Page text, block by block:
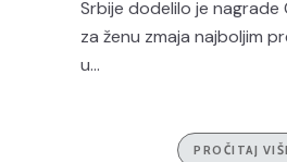
Srbije dodelilo je nagrade
za ženu zmaja najboljim
u...
PROČITAJ